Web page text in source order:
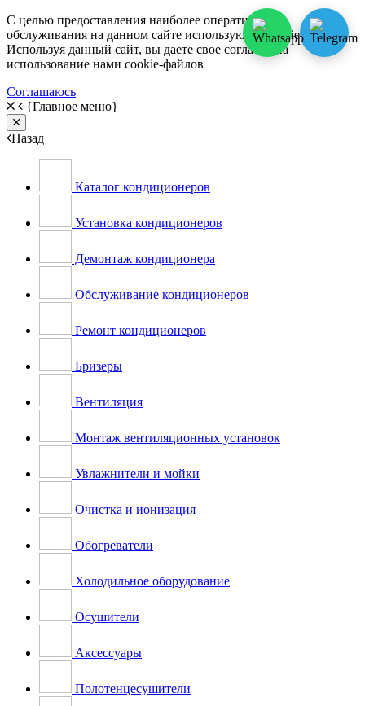
С целью предоставления наиболее оперативного
обслуживания на данном сайте используются cookie-файлы.
Используя данный сайт, вы даете свое согласие на
использование нами cookie-файлов
Соглашаюсь
{Главное меню}
Close
Назад
Каталог кондиционеров
Установка кондиционеров
Демонтаж кондиционера
Обслуживание кондиционеров
Ремонт кондиционеров
Бризеры
Вентиляция
Монтаж вентиляционных установок
Увлажнители и мойки
Очистка и ионизация
Обогреватели
Холодильное оборудование
Осушители
Аксессуары
Полотенцесушители